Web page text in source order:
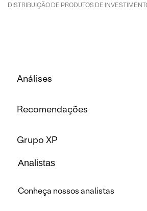
DISTRIBUIÇÃO DE PRODUTOS DE
Análises
Recomendações
Grupo XP
Analistas
Conheça nossos analistas